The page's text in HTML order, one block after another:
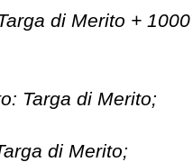
di Merito +
Targa di Merito;
di Merito;